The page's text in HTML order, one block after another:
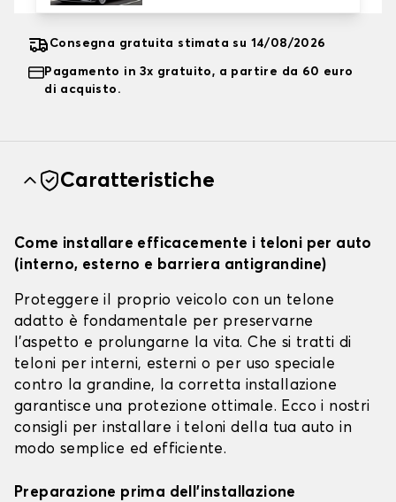
Consegna gratuita stimata su 14/08/2026
Pagamento in 3x gratuito, a partire da 60 euro
di acquisto.
Caratteristiche
Come installare efficacemente i teloni per auto
(interno, esterno e barriera antigrandine)
Proteggere il proprio veicolo con un telone
adatto è fondamentale per preservarne
l'aspetto e prolungarne la vita. Che si tratti di
teloni per interni, esterni o per uso speciale
contro la grandine, la corretta installazione
garantisce una protezione ottimale. Ecco i nostri
consigli per installare i teloni della tua auto in
modo semplice ed efficiente.
Preparazione prima dell'installazione